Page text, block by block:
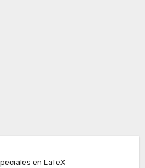
en LaTeX